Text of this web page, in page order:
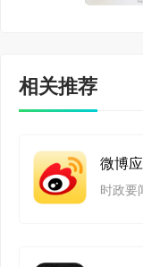
相关推荐
微博